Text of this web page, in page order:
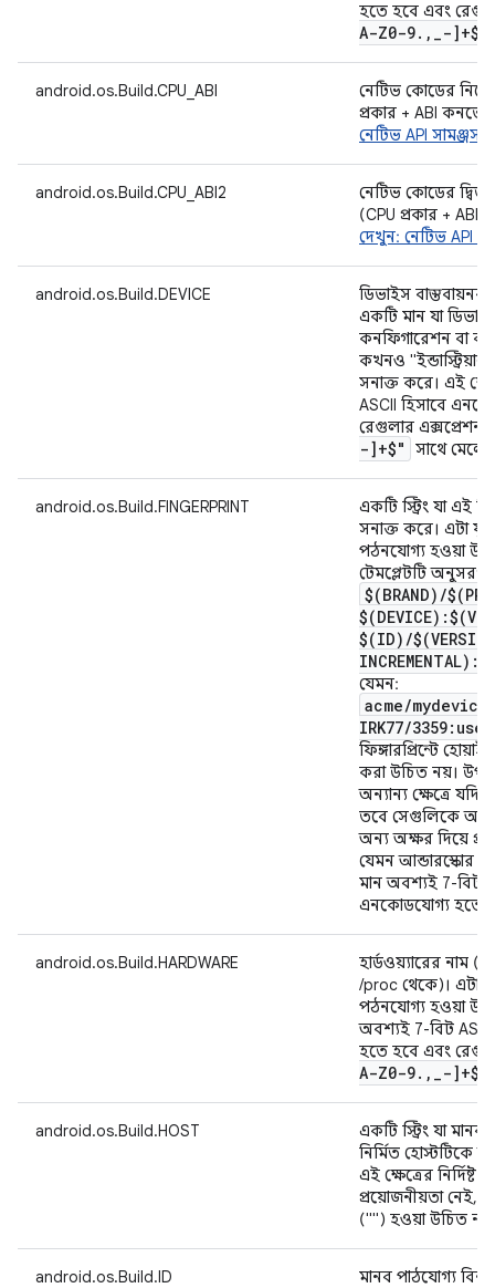
হতে হবে এবং
A-Z0-9. , _-]+$"
android.os.Build.CPU_ABI
নেটিভ কোডের
প্রকার + ABI
নেটিভ API সামঞ্জস্য
android.os.Build.CPU_ABI2
নেটিভ কোডের
(CPU প্রকার +
দেখুন: নেটিভ API
android.os.Build.DEVICE
ডিভাইস
একটি মান যা
কনফিগারেশন বা
কখনও
সনাক্ত করে। এই
ASCII হিসাবে
রেগুলার এক্সপ্রেশন
-]+$"
সাথে মেলে।
android.os.Build.FINGERPRINT
একটি স্ট্রিং যা এই
সনাক্ত করে। এটা
পঠনযোগ্য হওয়া
টেমপ্লেটটি অনুসরণ
$(BRAND) /
$(ID) /$(VERSION
যেমন:
acme/mydevice
IRK77/
ফিঙ্গারপ্রিন্টে
করা উচিত নয়।
অন্যান্য ক্ষেত্রে যদি
তবে সেগুলিকে
অন্য অক্ষর দিয়ে
যেমন আন্ডারস্কোর
মান অবশ্যই 7-বিট
এনকোডযোগ্য হতে
android.os.Build.HARDWARE
হার্ডওয়্যারের নাম
/proc থেকে)। এটা
পঠনযোগ্য হওয়া
অবশ্যই 7-বিট
হতে হবে এবং
A-Z0-9. , _-]+$"
android.os.Build.HOST
একটি স্ট্রিং যা মানব
নির্মিত হোস্টটিকে
এই ক্ষেত্রের নির্দিষ্ট
প্রয়োজনীয়তা নেই,
("") হওয়া উচিত
android.os.Build.ID
মানব পাঠযোগ্য